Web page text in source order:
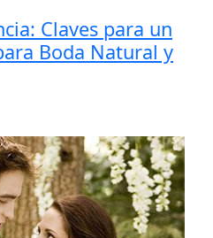
Claves para un
Boda Natural y